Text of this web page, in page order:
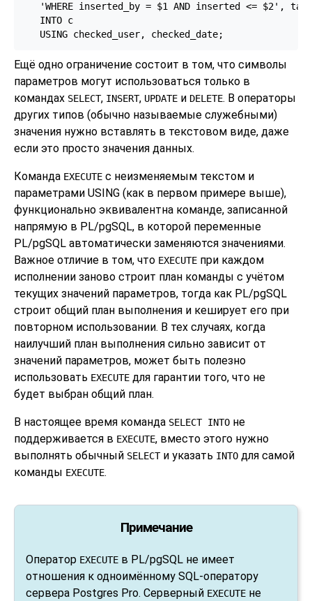
'WHERE inserted_by = $1 AND inserted <= $2',
   INTO c
   USING checked_user, checked_date;
Ещё одно ограничение состоит в том, что символы
параметров могут использоваться только в
командах SELECT, INSERT, UPDATE и DELETE. В операторы
других типов (обычно называемые служебными)
значения нужно вставлять в текстовом виде, даже
если это просто значения данных.
Команда EXECUTE c неизменяемым текстом и
параметрами USING (как в первом примере выше),
функционально эквивалентна команде, записанной
напрямую в PL/pgSQL, в которой переменные
PL/pgSQL автоматически заменяются значениями.
Важное отличие в том, что EXECUTE при каждом
исполнении заново строит план команды с учётом
текущих значений параметров, тогда как PL/pgSQL
строит общий план выполнения и кеширует его при
повторном использовании. В тех случаях, когда
наилучший план выполнения сильно зависит от
значений параметров, может быть полезно
использовать EXECUTE для гарантии того, что не
будет выбран общий план.
В настоящее время команда SELECT INTO не
поддерживается в EXECUTE, вместо этого нужно
выполнять обычный SELECTи указать INTO для самой
команды EXECUTE.
Примечание
Оператор EXECUTE в PL/pgSQL не имеет
отношения к одноимённому SQL-оператору
сервера Postgres Pro. Серверный EXECUTE не